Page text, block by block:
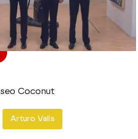
de 2010, 17:29
Coconut
Arturo Valls